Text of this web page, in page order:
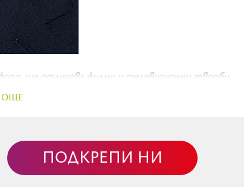
ще отличава филми и телевизионни творби,
на планетата. Отличието - Robert Redford
главно към документалното кино, новата
филми, в които промените в климата,
среда са естествено вплетени в съдбите
ОЩЕ
ПОДКРЕПИ НИ